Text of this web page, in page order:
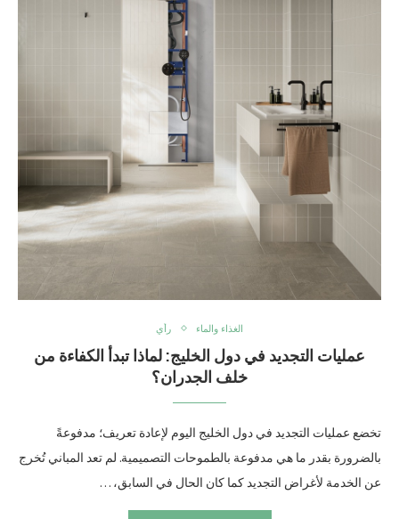
الغذاء والماء رأي
عمليات التجديد في دول الخليج: لماذا تبدأ الكفاءة من
خلف الجدران؟
تخضع عمليات التجديد في دول الخليج اليوم لإعادة تعريف؛ مدفوعةً
بالضرورة بقدر ما هي مدفوعة بالطموحات التصميمية. لم تعد المباني تُخرج
عن الخدمة لأغراض التجديد كما كان الحال في السابق، …